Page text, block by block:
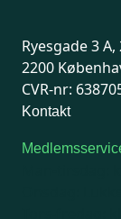
Ryesgade 3 A,
2200
CVR-nr:
Kontakt